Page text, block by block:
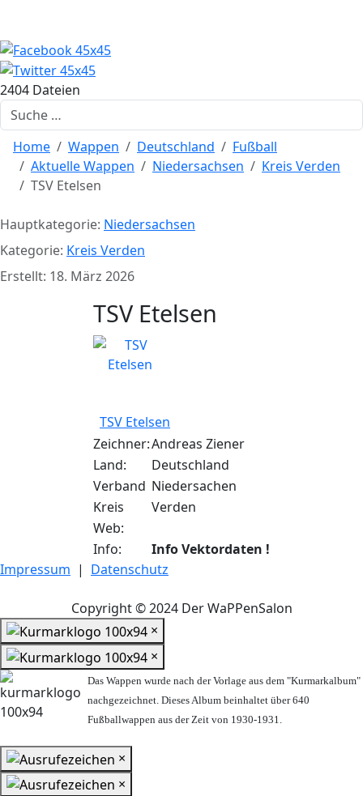
2404 Dateien
Suchen
Home Wappen Deutschland
Fußball
Aktuelle Wappen
Niedersachsen
Kreis Verden
TSV Etelsen
Hauptkategorie: Niedersachsen
Kategorie: Kreis Verden
Erstellt: 18. März 2026
TSV Etelsen
TSV Etelsen
Zeichner:Andreas Ziener
Land:
Deutschland
Verband Niedersachen
Kreis
Verden
Web:
Info:
Info Vektordaten !
Impressum | Datenschutz
Copyright © 2024 Der WaPPenSalon
×
×
Das Wappen wurde nach der Vorlage aus dem "Kurmarkalbum"
nachgezeichnet. Dieses Album beinhaltet über 640
Fußballwappen aus der Zeit von 1930-1931.
×
×